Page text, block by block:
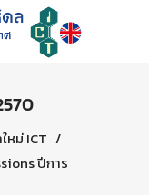
หม่ ICT /
ปีการ